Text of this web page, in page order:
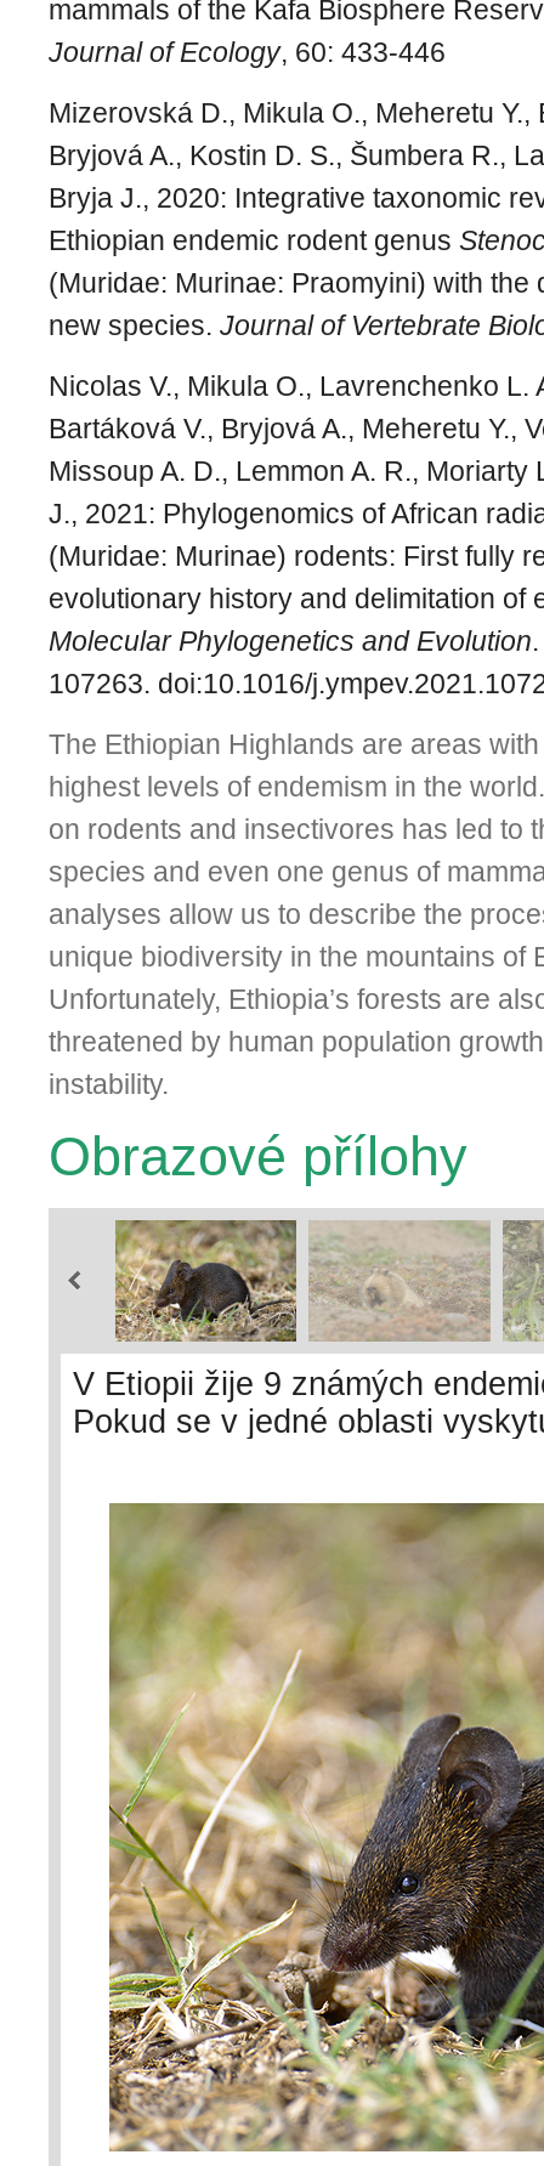
mammals of the Kafa Biosphere
Journal of Ecology, 60: 433-446
Mizerovská D., Mikula O., Meheretu Y.,
Bryjová A., Kostin D. S., Šumbera R.,
Bryja J., 2020: Integrative taxonomic
Ethiopian endemic rodent genus
(Muridae: Murinae: Praomyini) with the
new species. Journal of Vertebrate
Nicolas V., Mikula O., Lavrenchenko L.
Bartáková V., Bryjová A., Meheretu Y.,
Missoup A. D., Lemmon A. R., Moriarty
J., 2021: Phylogenomics of African
(Muridae: Murinae) rodents: First fully
evolutionary history and delimitation of
Molecular Phylogenetics and Evolution
107263. doi:10.1016/
The Ethiopian Highlands are areas
highest levels of endemism in the
on rodents and insectivores has led to
species and even one genus of
analyses allow us to describe the
unique biodiversity in the mountains of
Unfortunately, Ethiopia’s forests are
threatened by human population
instability.
Obrazové přílohy
V Etiopii žije 9 známých
Pokud se v jedné oblasti
brevicaudus, který obývá
a Arsi ve výšce 3 000 až 3